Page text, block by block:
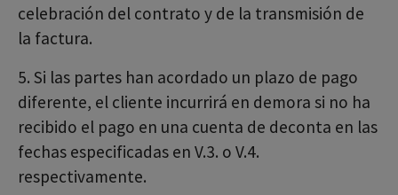
celebración del contrato y de la transmisión de
la factura.
5. Si las partes han acordado un plazo de pago
diferente, el cliente incurrirá en demora si no ha
recibido el pago en una cuenta de deconta en las
fechas especificadas en V.3. o V.4.
respectivamente.